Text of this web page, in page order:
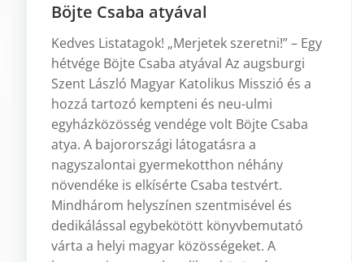
Böjte Csaba atyával
Kedves Listatagok! „Merjetek szeretni!” – Egy
hétvége Böjte Csaba atyával Az augsburgi
Szent László Magyar Katolikus Misszió és a
hozzá tartozó kempteni és neu-ulmi
egyházközösség vendége volt Böjte Csaba
atya. A bajorországi látogatásra a
nagyszalontai gyermekotthon néhány
növendéke is elkísérte Csaba testvért.
Mindhárom helyszínen szentmisével és
dedikálással egybekötött könyvbemutató
várta a helyi magyar közösségeket. A